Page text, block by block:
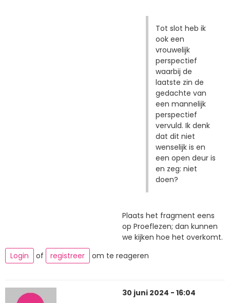
Tot slot heb ik
ook een
vrouwelijk
perspectief
waarbij de
laatste zin de
gedachte van
een mannelijk
perspectief
vervuld. Ik denk
dat dit niet
wenselijk is en
een open deur is
en zeg: niet
doen?
Plaats het fragment eens
op Proeflezen; dan kunnen
we kijken hoe het overkomt.
Login
of registreer om te reageren
30 juni 2024 - 16:04